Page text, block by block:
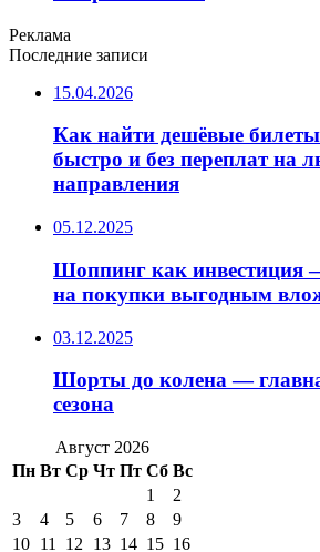
Реклама
Последние записи
15.04.2026
Как найти дешёвые
быстро и без переплат на
направления
05.12.2025
Шоппинг как инвестиция
на покупки выгодным
03.12.2025
Шорты до колена —
сезона
Август 2026
Пн Вт Ср Чт Пт Сб Вс
1
2
3
4 5 6 7 8
9
10 11 12 13 14 15 16